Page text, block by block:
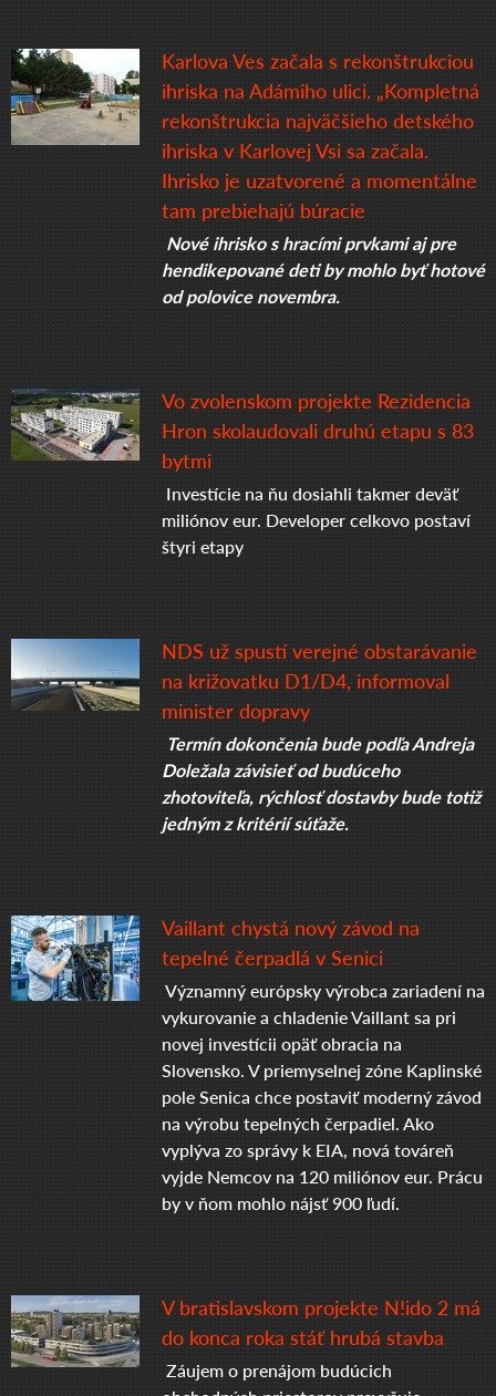
Karlova Ves začala s rekonštrukciou
ihriska na Adámiho ulici. „Kompletná
rekonštrukcia najväčšieho detského
ihriska v Karlovej Vsi sa začala.
Ihrisko je uzatvorené a momentálne
tam prebiehajú búracie
Nové ihrisko s hracími prvkami aj pre
hendikepované deti by mohlo byť hotové
od polovice novembra.
Vo zvolenskom projekte Rezidencia
Hron skolaudovali druhú etapu s 83
bytmi
Investície na ňu dosiahli takmer deväť
miliónov eur. Developer celkovo postaví
štyri etapy
NDS už spustí verejné obstarávanie
na križovatku D1/D4, informoval
minister dopravy
Termín dokončenia bude podľa Andreja
Doležala závisieť od budúceho
zhotoviteľa, rýchlosť dostavby bude totiž
jedným z kritérií súťaže.
Vaillant chystá nový závod na
tepelné čerpadlá v Senici
Významný európsky výrobca zariadení na
vykurovanie a chladenie Vaillant sa pri
novej investícii opäť obracia na
Slovensko. V priemyselnej zóne Kaplinské
pole Senica chce postaviť moderný závod
na výrobu tepelných čerpadiel. Ako
vyplýva zo správy k EIA, nová továreň
vyjde Nemcov na 120 miliónov eur. Prácu
by v ňom mohlo nájsť 900 ľudí.
V bratislavskom projekte N!ido 2 má
do konca roka stáť hrubá stavba
Záujem o prenájom budúcich